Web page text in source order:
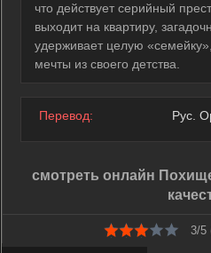
что действует серийный
выходит на квартиру,
удерживает целую
мечты из своего детства.
Перевод: Рус.
смотреть онлайн
3/5